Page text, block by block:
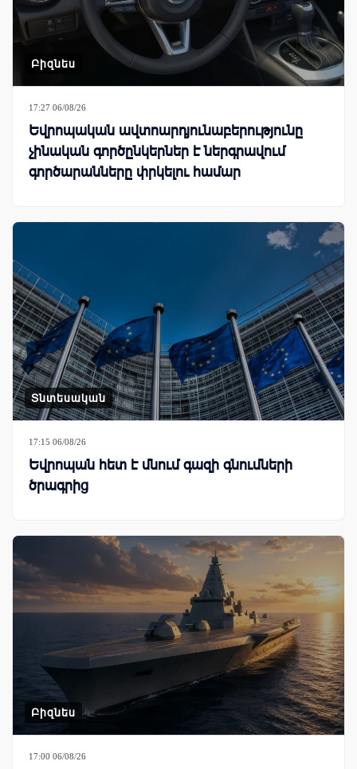
Բիզնես
17:27 06/08/26
Եվրոպական ավտոարդյունաբերությունը
չինական գործընկերներ է ներգրավում
գործարանները փրկելու համար
Տնտեսական
17:15 06/08/26
Եվրոպան հետ է մնում գազի գնումների
ծրագրից
Բիզնես
17:00 06/08/26